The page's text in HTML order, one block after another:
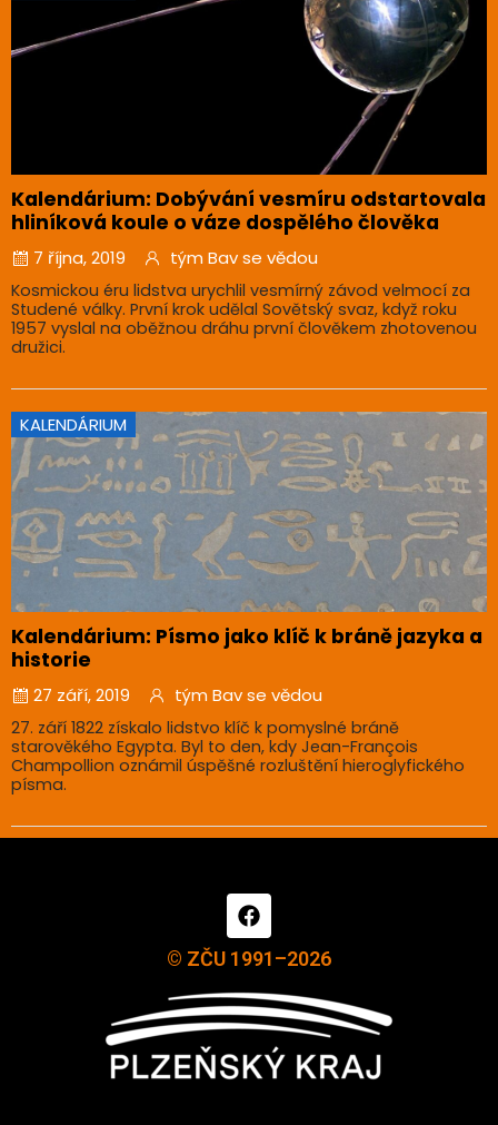
Kalendárium: Dobývání vesmíru odstartovala
hliníková koule o váze dospělého člověka
7 října, 2019 tým Bav se vědou
Kosmickou éru lidstva urychlil vesmírný závod velmocí za
Studené války. První krok udělal Sovětský svaz, když roku
1957 vyslal na oběžnou dráhu první člověkem zhotovenou
družici.
KALENDÁRIUM
Kalendárium: Písmo jako klíč k bráně jazyka a
historie
27 září, 2019 tým Bav se vědou
27. září 1822 získalo lidstvo klíč k pomyslné bráně
starověkého Egypta. Byl to den, kdy Jean-François
Champollion oznámil úspěšné rozluštění hieroglyfického
písma.
© ZČU 1991–2026